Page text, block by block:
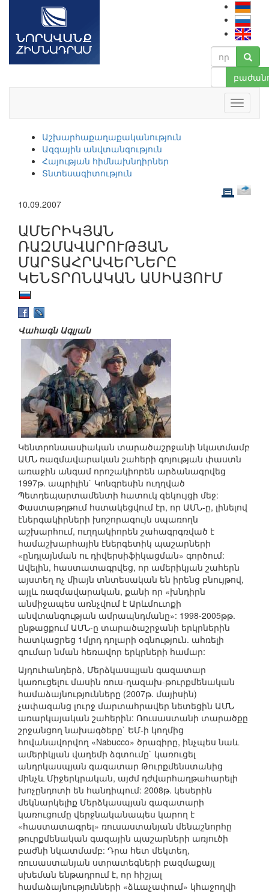
Աշխարհաքաղաքականություն
Ազգային անվտանգություն
Հայության հիմնախնդիրներ
Տնտեսագիտություն
10.09.2007
ԱՄԵՐԻԿՅԱՆ
ՌԱԶՄԱՎԱՐՈՒԹՅԱՆ
ՄԱՐՏԱՀՐԱՎԵՐՆԵՐԸ
ԿԵՆՏՐՈՆԱԿԱՆ ԱՍԻԱՅՈՒՄ
Վահագն Ագլյան
Կենտրոնաասիական տարածաշրջանի նկատմամբ
ԱՄՆ ռազմավարական շահերի գոյության փաստն
առաջին անգամ որոշակիորեն արձանագրվեց
1997թ. ապրիլին` Կոնգրեսին ուղղված
Պետդեպարտամենտի հատուկ զեկույցի մեջ:
Փաստաթղթում հստակեցվում էր, որ ԱՄՆ-ը, լինելով
էներգակիրների խոշորագույն սպառողն
աշխարհում, ուղղակիորեն շահագրգռված է
համաշխարհային էներգետիկ պաշարների
«ընդլայնման ու դիվերսիֆիկացման» գործում:
Ավելին, հաստատագրվեց, որ ամերիկյան շահերն
այստեղ ոչ միայն տնտեսական են իրենց բնույթով,
այլև ռազմավարական, քանի որ «խնդիրն
անմիջապես առնչվում է Արևմուտքի
անվտանգության ամրապնդմանը»: 1998-2005թթ.
ընթացքում ԱՄՆ-ը տարածաշրջանի երկրներին
հատկացրեց 1մլրդ դոլարի օգնություն. ահռելի
գումար նման հեռավոր երկրների համար:
Այդուհանդերձ, Մերձկասպյան գազատար
կառուցելու մասին ռուս-ղազախ-թուրքմենական
համաձայնությունները (2007թ. մայիսին)
չափազանց լուրջ մարտահրավեր նետեցին ԱՄՆ
առարկայական շահերին: Ռուսաստանի տարածքը
շրջանցող նախագծերը` ԵՄ-ի կողմից
հովանավորվող «Nabucco» ծրագիրը, ինչպես նաև
ամերիկյան վաղեմի ձգտումը` կառուցել
անդրկասպյան գազատար Թուրքմենստանից
մինչև Միջերկրական, այժմ դժվարհաղթահարելի
խոչընդոտի են հանդիպում: 2008թ. կեսերին
մեկնարկելիք Մերձկասպյան գազատարի
կառուցումը վերջնականապես կարող է
«հաստատագրել» ռուսաստանյան մենաշնորհը
թուրքմենական գազային պաշարների առյուծի
բաժնի նկատմամբ: Դրա հետ մեկտեղ,
ռուսաստանյան ստրատեգների բազմաքայլ
սխեման ենթադրում է, որ հիշյալ
համաձայնությունների «ձևաչափում» կհաջողվի